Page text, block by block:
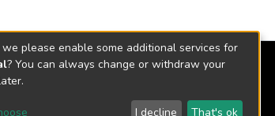
we please enable some additional services for
? You can always change or withdraw your
I decline That's ok